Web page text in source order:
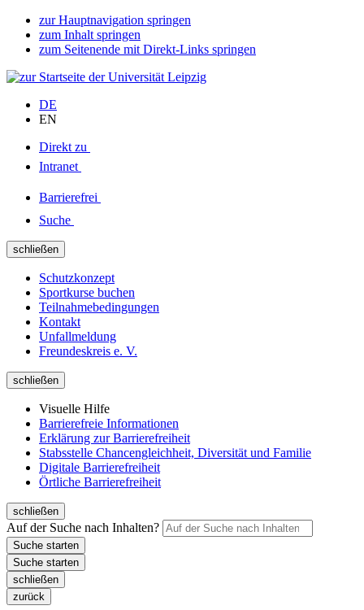
zur Hauptnavigation springen
zum Inhalt springen
zum Seitenende mit Direkt-Links springen
DE
EN
Direkt zu
Intranet
Barrierefrei
Suche
schließen
Schutzkonzept
Sportkurse buchen
Teilnahmebedingungen
Kontakt
Unfallmeldung
Freundeskreis e. V.
schließen
Visuelle Hilfe
Barrierefreie Informationen
Erklärung zur Barrierefreiheit
Stabsstelle Chancengleichheit, Diversität und Familie
Digitale Barrierefreiheit
Örtliche Barrierefreiheit
schließen
Auf der Suche nach Inhalten?
schließen
zurück